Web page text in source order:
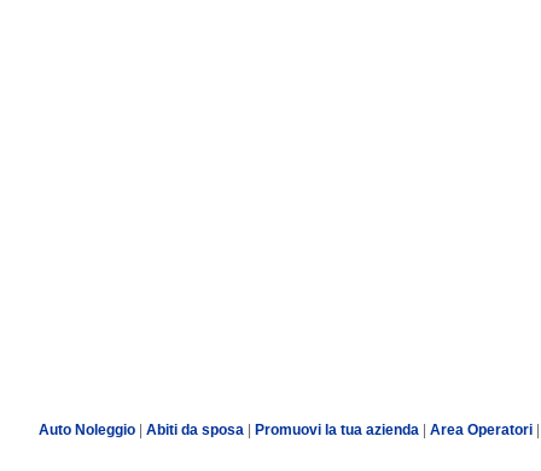
Auto Noleggio| Abiti da sposa| Promuovi la tua azienda Area Operatori